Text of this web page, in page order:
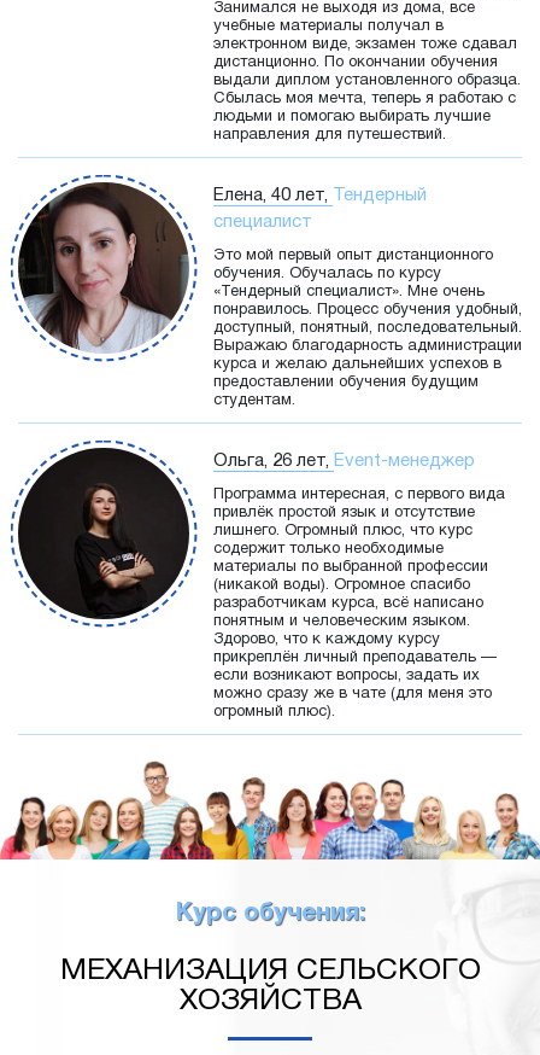
Занимался не выходя из дома, все
учебные материалы получал в
электронном виде, экзамен тоже сдавал
дистанционно. По окончании обучения
выдали диплом установленного образца.
Сбылась моя мечта, теперь я работаю с
людьми и помогаю выбирать лучшие
направления для путешествий.
Елена, 40 лет,
Тендерный
специалист
Это мой первый опыт дистанционного
обучения. Обучалась по курсу
«Тендерный специалист». Мне очень
понравилось. Процесс обучения удобный,
доступный, понятный, последовательный.
Выражаю благодарность администрации
курса и желаю дальнейших успехов в
предоставлении обучения будущим
студентам.
Ольга, 26 лет, Event-менеджер
Программа интересная, с первого вида
привлёк простой язык и отсутствие
лишнего. Огромный плюс, что курс
содержит только необходимые
материалы по выбранной профессии
(никакой воды). Огромное спасибо
разработчикам курса, всё написано
понятным и человеческим языком.
Здорово, что к каждому курсу
прикреплён личный преподаватель —
если возникают вопросы, задать их
можно сразу же в чате (для меня это
огромный плюс).
Курс обучения:
МЕХАНИЗАЦИЯ СЕЛЬСКОГО
ХОЗЯЙСТВА